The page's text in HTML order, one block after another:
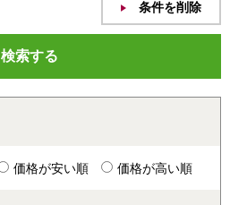
価格が安い順 価格が高い順